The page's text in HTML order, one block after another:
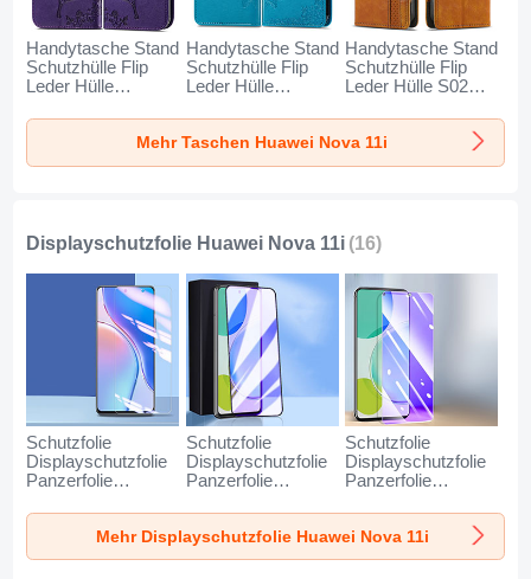
Handytasche Stand
Schutzhülle Flip
Leder Hülle
Huawei Nova 11i
Handytasche Stand
Schutzhülle Flip
Leder Hülle
Huawei Nova 11i
Blau
Handytasche Stand
Schutzhülle Flip
Leder Hülle S02D
11i Hellbraun
Mehr Taschen Huawei Nova 11i
Displayschutzfolie Huawei Nova 11i (16)
Schutzfolie
Displayschutzfolie
Panzerfolie
Glasfolie Skins
zum Aufkleben
Panzerglas für
Schutzfolie
Displayschutzfolie
Panzerfolie
Glasfolie Anti Blue
Ray Skins zum
Aufkleben
Schutzfolie
Displayschutzfolie
Panzerfolie
Glasfolie Anti Blue
Ray Skins zum
Aufkleben
Mehr Displayschutzfolie Huawei Nova 11i